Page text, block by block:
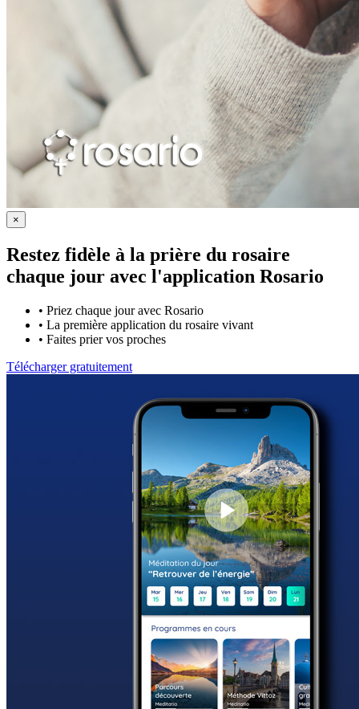
×
Restez fidèle à la prière du rosaire
chaque jour avec l'application Rosario
• Priez chaque jour avec Rosario
• La première application du rosaire vivant
• Faites prier vos proches
Télécharger gratuitement